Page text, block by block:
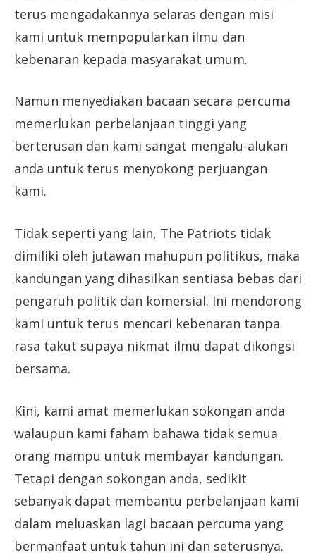
terus mengadakannya selaras dengan misi
kami untuk mempopularkan ilmu dan
kebenaran kepada masyarakat umum.
Namun menyediakan bacaan secara percuma
memerlukan perbelanjaan tinggi yang
berterusan dan kami sangat mengalu-alukan
anda untuk terus menyokong perjuangan
kami.
Tidak seperti yang lain, The Patriots tidak
dimiliki oleh jutawan mahupun politikus, maka
kandungan yang dihasilkan sentiasa bebas dari
pengaruh politik dan komersial. Ini mendorong
kami untuk terus mencari kebenaran tanpa
rasa takut supaya nikmat ilmu dapat dikongsi
bersama.
Kini, kami amat memerlukan sokongan anda
walaupun kami faham bahawa tidak semua
orang mampu untuk membayar kandungan.
Tetapi dengan sokongan anda, sedikit
sebanyak dapat membantu perbelanjaan kami
dalam meluaskan lagi bacaan percuma yang
bermanfaat untuk tahun ini dan seterusnya.